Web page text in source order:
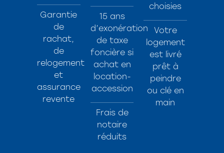
Garantie
de
rachat,
de
relogement
et
assurance
revente
15 ans
d’exonération
de taxe
foncière si
achat en
location-
accession
Frais de
notaire
réduits
choisies
Votre
logement
est livré
prêt à
peindre
ou clé en
main